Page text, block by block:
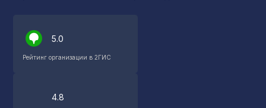
5.0
Рейтинг организации в 2ГИС
4.8